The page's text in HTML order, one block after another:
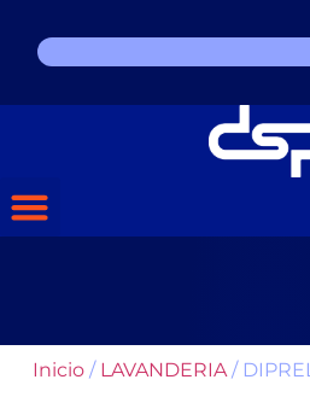
Inicio/ LAVANDERIA/ DIPREL